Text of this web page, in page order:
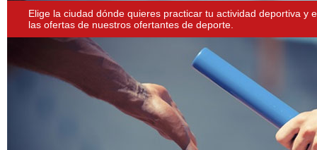
Elige la ciudad dónde quieres practicar tu actividad deportiva y
las ofertas de nuestros ofertantes de deporte.